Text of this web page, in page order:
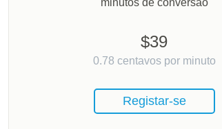
minutos de conversão
$39
0.78 centavos por minuto
Registar-se